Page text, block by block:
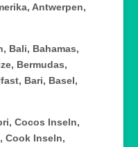
Antwerpen,
Bali, Bahamas,
Bermudas,
Bari, Basel,
Cocos Inseln,
Cook Inseln,